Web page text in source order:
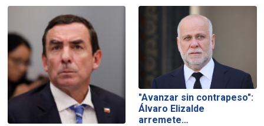
"Avanzar sin contrapeso":
Álvaro Elizalde
arremete…